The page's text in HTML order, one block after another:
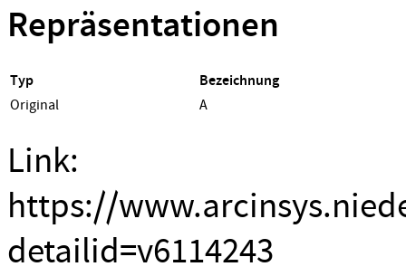
Repräsentationen
Typ Bezeichnung
Original A
Link:
https://
detailid=v6114243